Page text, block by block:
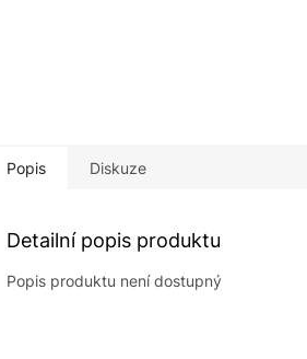
Popis Diskuze
Detailní popis produktu
Popis produktu není dostupný